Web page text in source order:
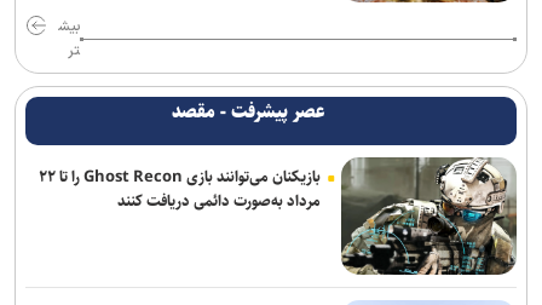
قیداری: خبرنگاران همکاران ارزشمند نظام سلامت در سیاست‌گذاری و
سقوط آسانسور در میدان آرژانتین تهران ۹ مصدوم بر جا گذاشت
تونل توحید از بامداد یکشنبه مسدود می‌شود
بیش
تر
عصر پیشرفت - مقصد
بازیکنان می‌توانند بازی Ghost Recon را تا ۲۲
مرداد به‌صورت دائمی دریافت کنند